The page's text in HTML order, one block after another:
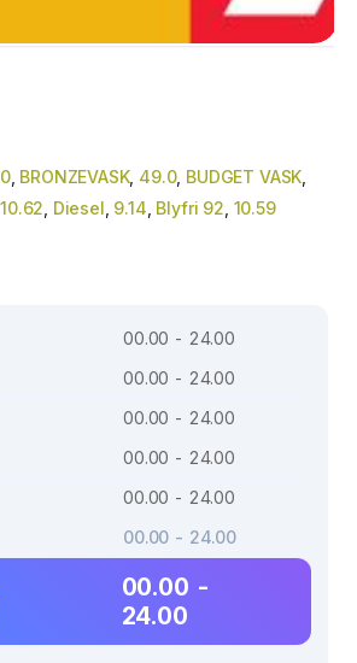
, BRONZEVASK, 49.0, BUDGET VASK
10.62 Diesel 9.14 Blyfri 92 10.59
00.00 - 24.00
00.00 - 24.00
00.00 - 24.00
00.00 - 24.00
00.00 - 24.00
00.00 - 24.00
00.00 -
24.00